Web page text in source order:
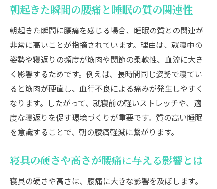
朝起きた瞬間の腰痛と睡眠の質の関連性
朝起きた瞬間に腰痛を感じる場合、睡眠の質との関連が
非常に高いことが指摘されています。理由は、就寝中の
姿勢や寝返りの頻度が筋肉や関節の柔軟性、血流に大き
く影響するためです。例えば、長時間同じ姿勢で寝てい
ると筋肉が硬直し、血行不良による痛みが発生しやすく
なります。したがって、就寝前の軽いストレッチや、適
度な寝返りを促す環境づくりが重要です。質の高い睡眠
を意識することで、朝の腰痛軽減に繋がります。
寝具の硬さや高さが腰痛に与える影響とは
寝具の硬さや高さは、腰痛に大きな影響を及ぼします。